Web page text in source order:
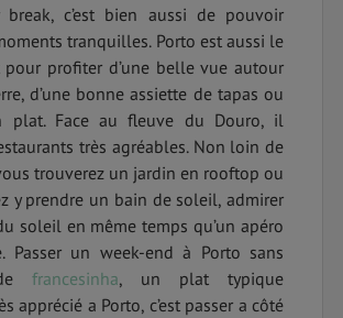
c’est bien aussi de pouvoir
tranquilles. Porto est aussi le
profiter d’une belle vue autour
d’une bonne assiette de tapas ou
plat. Face au fleuve du Douro, il
très agréables. Non loin de
trouverez un jardin en rooftop ou
y prendre un bain de soleil, admirer
soleil en même temps qu’un apéro
Passer un week-end à Porto sans
francesinha, un plat typique
apprécié a Porto, c’est passer a côté